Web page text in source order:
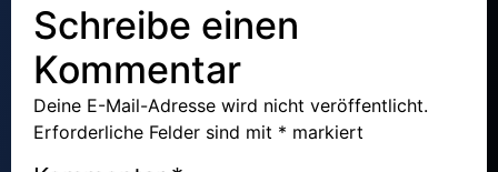
Schreibe einen
Kommentar
Deine E-Mail-Adresse wird nicht veröffentlicht.
Erforderliche Felder sind mit * markiert